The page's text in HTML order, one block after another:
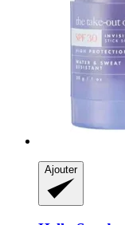
Ajouter